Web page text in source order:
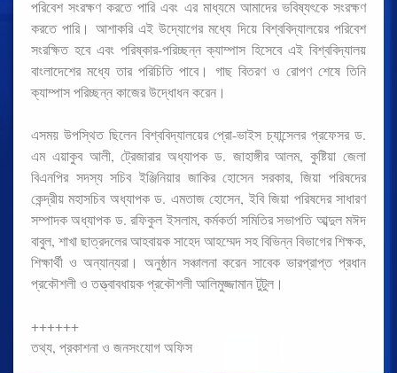
পরিবেশ সংরক্ষণ করতে পারি এবং এর মাধ্যমে আমাদের ভবিষ্যৎকে সংরক্ষণ
করতে পারি। আশাকরি এই উদ্যোগের মধ্যে দিয়ে বিশ্ববিদ্যালয়ের পরিবেশ
সংরক্ষিত হবে এবং পরিষ্কার-পরিচ্ছন্ন ক্যাম্পাস হিসেবে এই বিশ্ববিদ্যালয়
বাংলাদেশের মধ্যে তার পরিচিতি পাবে। গাছ বিতরণ ও রোপণ শেষে তিনি
ক্যাম্পাস পরিচ্ছন্ন কাজের উদ্ধোধন করেন।
এসময় উপস্থিত ছিলেন বিশ্ববিদ্যালয়ের প্রো-ভাইস চ্যান্সেলর প্রফেসর ড.
এম এয়াকুব আলী, ট্রেজারার অধ্যাপক ড. জাহাঙ্গীর আলম, কুষ্টিয়া জেলা
বিএনপির সদস্য সচিব ইঞ্জিনিয়ার জাকির হোসেন সরকার, জিয়া পরিষদের
কেন্দ্রীয় মহাসচিব অধ্যাপক ড. এমতাজ হোসেন, ইবি জিয়া পরিষদের সাধারণ
সম্পাদক অধ্যাপক ড. রফিকুল ইসলাম, কর্মকর্তা সমিতির সভাপতি আব্দুল মঈদ
বাবুল, শাখা ছাত্রদলের আহবায়ক সাহেদ আহম্মেদ সহ বিভিন্ন বিভাগের শিক্ষক,
শিক্ষার্থী ও অন্যান্যরা। অনুষ্ঠান সঞ্চালনা করেন সাবেক ভারপ্রাপ্ত প্রধান
প্রকৌশলী ও তত্ত্বাবধায়ক প্রকৌশলী আলিমুজ্জামান টুটুল।
++++++
তথ্য, প্রকাশনা ও জনসংযোগ অফিস